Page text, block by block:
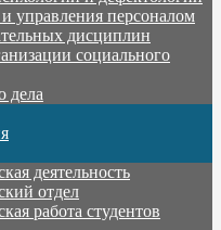
управления персоналом
дисциплин
социального
дела
деятельность
отдел
работа студентов